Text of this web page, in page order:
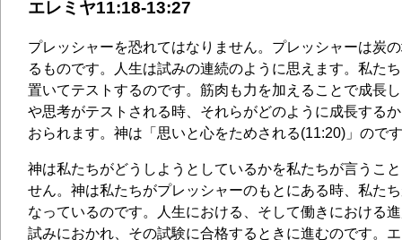
エレミヤ11:18-13:27
プレッシャーを恐れてはなりません。プレッシャーは炭
るものです。人生は試みの連続のように思えます。私た
置いてテストするのです。筋肉も力を加えることで成長
や思考がテストされる時、それらがどのように成長する
おられます。神は「思いと心をためされる(11:20)」ので
神は私たちがどうしようとしているかを私たちが言うこ
せん。神は私たちがプレッシャーのもとにある時、私た
なっているのです。人生における、そして働きにおける
試みにおかれ、その試験に合格するときに進むのです。